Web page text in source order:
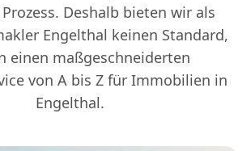
Deshalb bieten wir als
Engelthal keinen Standard,
einen maßgeschneiderten
von A bis Z für Immobilien in
Engelthal.